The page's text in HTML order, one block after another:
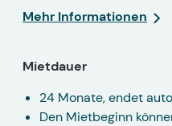
Mehr Informationen
Mietdauer
24 Monate, endet
Den Mietbeginn